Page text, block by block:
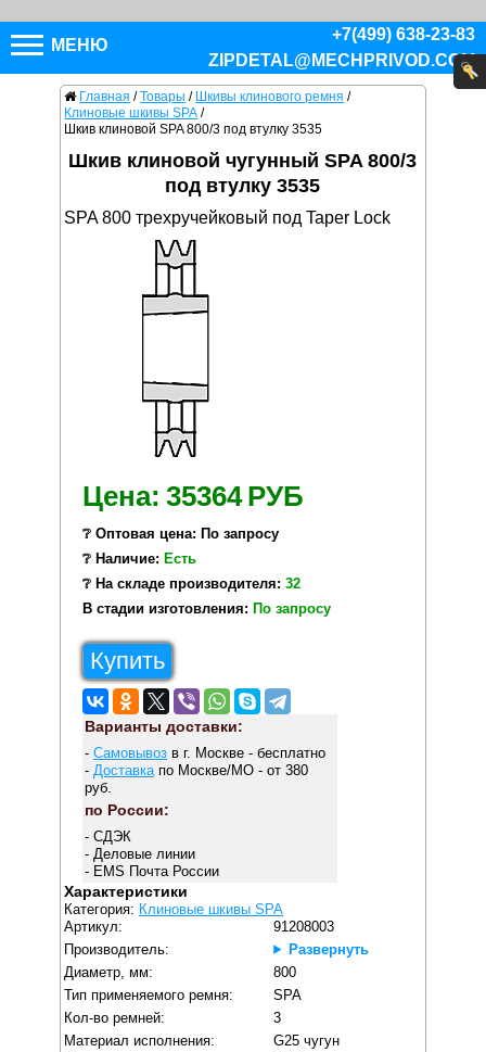
МЕНЮ
+7(499) 638-23-83
ZIPDETAL@MECHPRIVOD.COM
Главная / Товары / Шкивы клинового ремня /
Клиновые шкивы SPA /
Шкив клиновой SPA 800/3 под втулку 3535
Шкив клиновой чугунный SPA 800/3
под втулку 3535
SPA 800 трехручейковый под Taper Lock
Цена: 35364 РУБ
❔ Оптовая цена: По запросу
❔ Наличие: Есть
❔ На складе производителя: 32
В стадии изготовления: По запросу
Купить
Варианты доставки:
- Самовывозв г. Москве - бесплатно
- Доставкапо Москве/МО - от 380
руб.
по России:
- СДЭК
- Деловые линии
- EMS Почта России
Характеристики
Категория: Клиновые шкивы SPA
Артикул:
91208003
Производитель:
Развернуть
Диаметр, мм:
800
Тип применяемого ремня:
SPA
Кол-во ремней:
3
Материал исполнения:
G25 чугун